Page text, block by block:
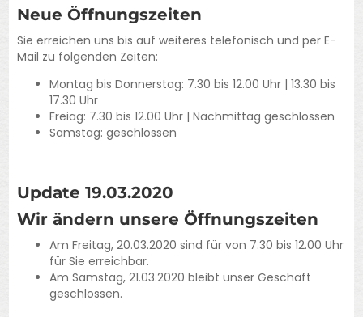
Neue Öffnungszeiten
Sie erreichen uns bis auf weiteres telefonisch und per E-
Mail zu folgenden Zeiten:
Montag bis Donnerstag: 7.30 bis 12.00 Uhr | 13.30 bis
17.30 Uhr
Freiag: 7.30 bis 12.00 Uhr | Nachmittag geschlossen
Samstag: geschlossen
Update 19.03.2020
Wir ändern unsere Öffnungszeiten
Am Freitag, 20.03.2020 sind für von 7.30 bis 12.00 Uhr
für Sie erreichbar.
Am Samstag, 21.03.2020 bleibt unser Geschäft
geschlossen.